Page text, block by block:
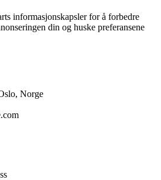
informasjonskapsler for å forbedre
din og huske preferansene
Norge